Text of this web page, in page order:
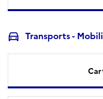
Transports -